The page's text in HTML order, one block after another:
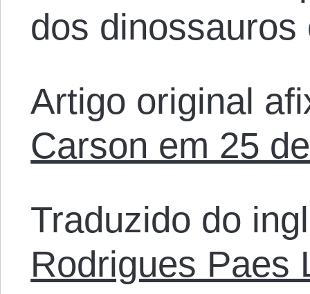
dos
Artigo original
Carson em 25
Traduzido do
Rodrigues Paes